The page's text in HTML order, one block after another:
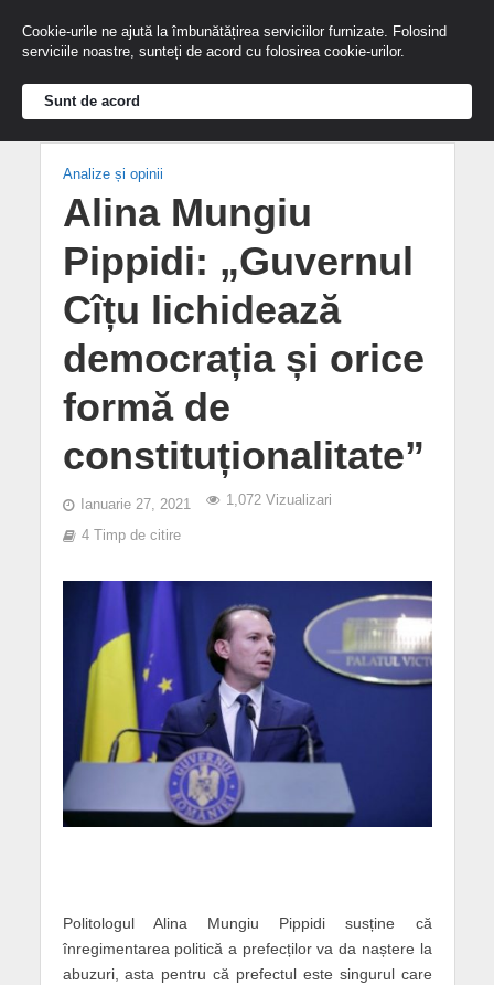
Analize și opinii
Alina Mungiu
Pippidi: „Guvernul
Cîțu lichidează
democrația și orice
formă de
constituționalitate”
Ianuarie 27, 2021 1,072 Vizualizari
4 Timp de citire
Politologul Alina Mungiu Pippidi susține că
înregimentarea politică a prefecților va da naștere la
abuzuri, asta pentru că prefectul este singurul care
Cookie-urile ne ajută la îmbunătățirea serviciilor furnizate. Folosind
serviciile noastre, sunteți de acord cu folosirea cookie-urilor.
Sunt de acord